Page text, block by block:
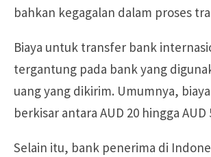
bahkan kegagalan dalam proses
Biaya untuk transfer bank
tergantung pada bank yang
uang yang dikirim. Umumnya,
berkisar antara AUD 20 hingga AUD
Selain itu, bank penerima di